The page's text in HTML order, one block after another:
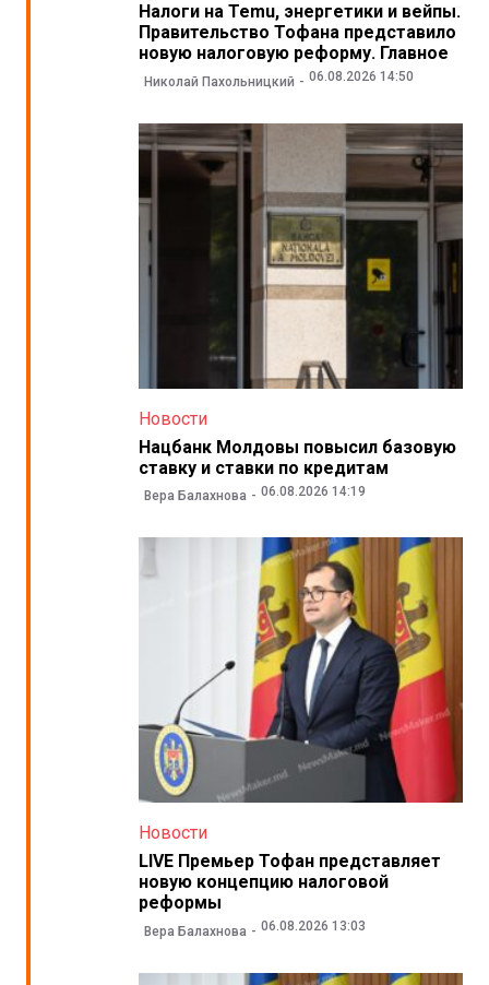
Налоги на Temu, энергетики и вейпы.
Правительство Тофана представило
новую налоговую реформу. Главное
Николай Пахольницкий 06.08.2026 14:50
Новости
Нацбанк Молдовы повысил базовую
ставку и ставки по кредитам
Вера Балахнова 06.08.2026 14:19
Новости
LIVE Премьер Тофан представляет
новую концепцию налоговой
реформы
Вера Балахнова 06.08.2026 13:03